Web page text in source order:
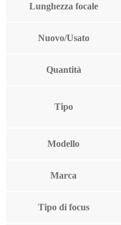
Lunghezza focale
Nuovo/Usato
Quantità
Tipo
Modello
Marca
Tipo di focus